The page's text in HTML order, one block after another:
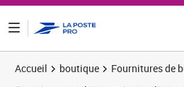
Accueil boutique
Fournitures de